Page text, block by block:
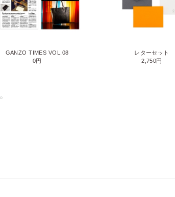
GANZO TIMES VOL.08
0円
レターセット
2,750円